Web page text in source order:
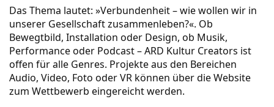
Das Thema lautet: »Verbundenheit – wie wollen wir in
unserer Gesellschaft zusammenleben?«. Ob
Bewegtbild, Installation oder Design, ob Musik,
Performance oder Podcast – ARD Kultur Creators ist
offen für alle Genres. Projekte aus den Bereichen
Audio, Video, Foto oder VR können über dieWebsite
zum Wettbewerb eingereicht werden.